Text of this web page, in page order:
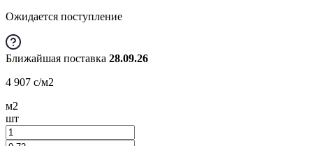
Ожидается поступление
Ближайшая поставка 28.09.26
4 907 c/м2
м2
шт